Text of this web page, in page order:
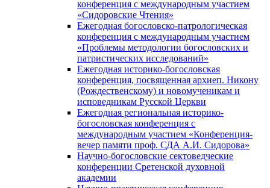
конференция с международным участием
«Сидоровские Чтения»
Ежегодная богословско-патрологическая
конференция с международным участием
«Проблемы методологии богословских и
патристических исследований»
Ежегодная историко-богословская
конференция, посвященная архиеп. Никону
(Рождественскому) и новомученикам и
исповедникам Русской Церкви
Ежегодная региональная историко-
богословская конференция с
международным участием «Конференция-
вечер памяти проф. СДА А.И. Сидорова»
Научно-богословские сектоведческие
конференции Сретенской духовной
академии